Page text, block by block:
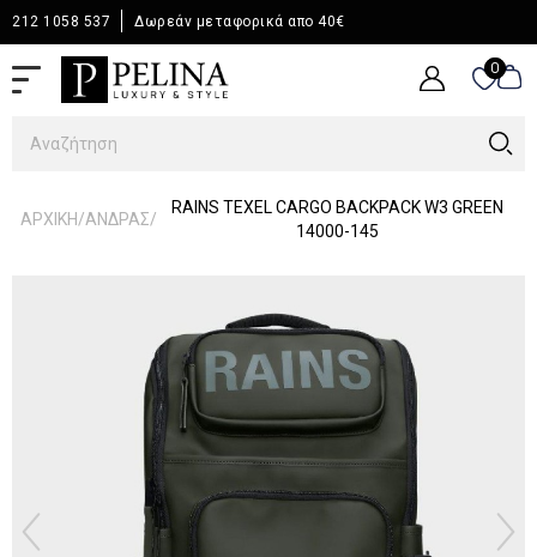
212 1058 537 Δωρεάν μεταφορικά απο 40€
0
0
ΑΡΧΙΚΉ/ΆΝΔΡΑΣ/
RAINS TEXEL CARGO BACKPACK W3 GREEN
14000-145